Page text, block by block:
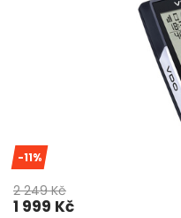
-11%
2 249 Kč
1 999 Kč